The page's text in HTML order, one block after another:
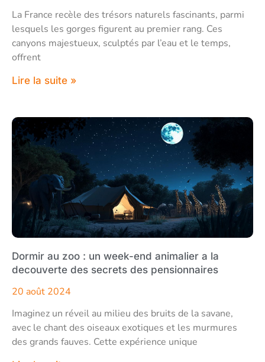
La France recèle des trésors naturels fascinants, parmi
lesquels les gorges figurent au premier rang. Ces
canyons majestueux, sculptés par l’eau et le temps,
offrent
Lire la suite »
Dormir au zoo : un week-end animalier a la
decouverte des secrets des pensionnaires
20 août 2024
Imaginez un réveil au milieu des bruits de la savane,
avec le chant des oiseaux exotiques et les murmures
des grands fauves. Cette expérience unique